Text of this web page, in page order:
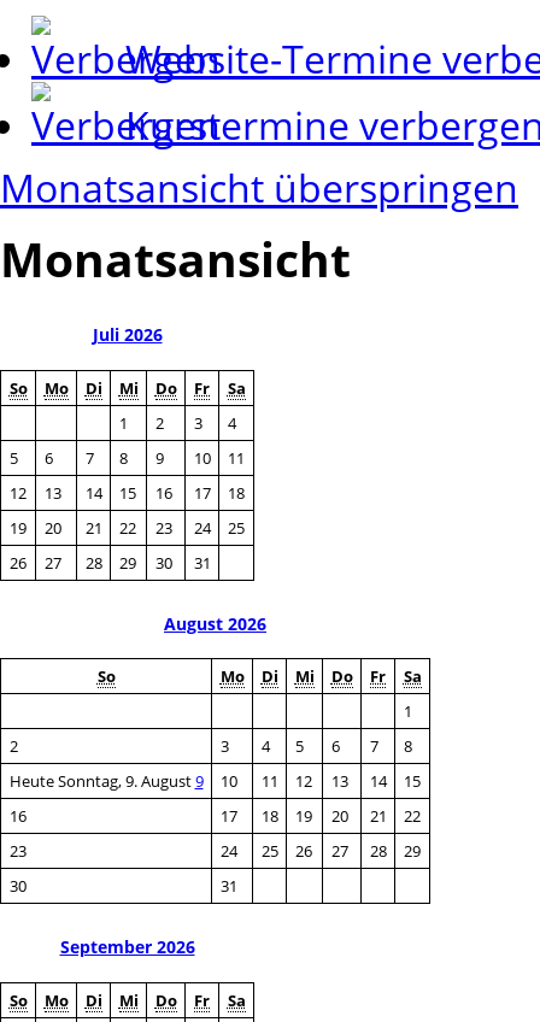
Website-Termine
Kurstermine
Monatsansicht überspringen
Monatsansicht
Juli 2026
So Mo Di Mi Do Fr
Sa
1
2 3
4
5
6 7 8 9 10
11
12
13 14 15 16 17
18
19
20 21 22 23 24
25
26
27 28 29 30 31
August 2026
So Mo Di Mi Do Fr
Sa
1
2
3 4 5 6 7
8
Heute Sonntag, 9. August9 10 11 12 13 14
15
16
17 18 19 20 21
22
23
24 25 26 27 28
29
30
31
September 2026
So Mo Di Mi Do Fr
Sa